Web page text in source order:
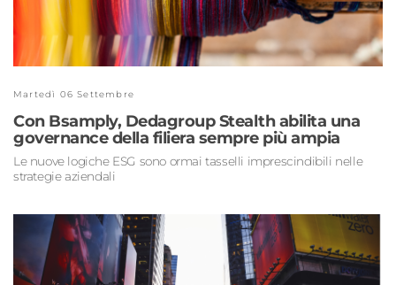
Martedì 06 Settembre
Con Bsamply, Dedagroup Stealth abilita una
governance della filiera sempre più ampia
Le nuove logiche ESG sono ormai tasselli imprescindibili nelle
strategie aziendali